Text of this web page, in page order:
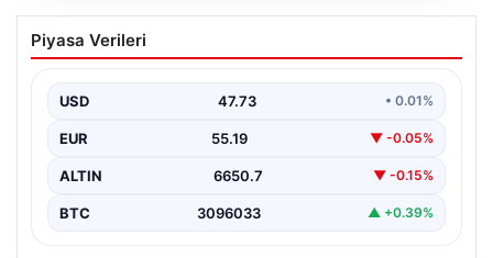
Temel kazısı etrafındaki binalara zarar
verdi. 4 bina boşaltıldı
Piyasa Verileri
USD 47.73 • 0.01%
EUR 55.19 ▼ -0.05%
ALTIN 6650.7 ▼ -0.15%
BTC 3096033 ▲ +0.39%